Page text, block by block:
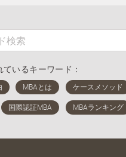
ているキーワード：